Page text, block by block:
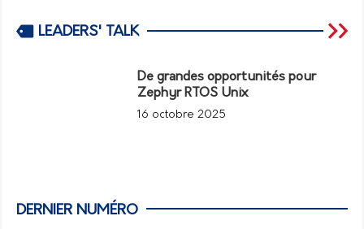
LEADERS' TALK
De grandes opportunités pour
Zephyr RTOS Unix
16 octobre 2025
DERNIER NUMÉRO